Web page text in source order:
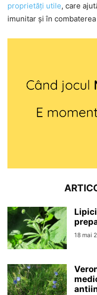
proprietăți utile, care
imunitar și în
18 mai